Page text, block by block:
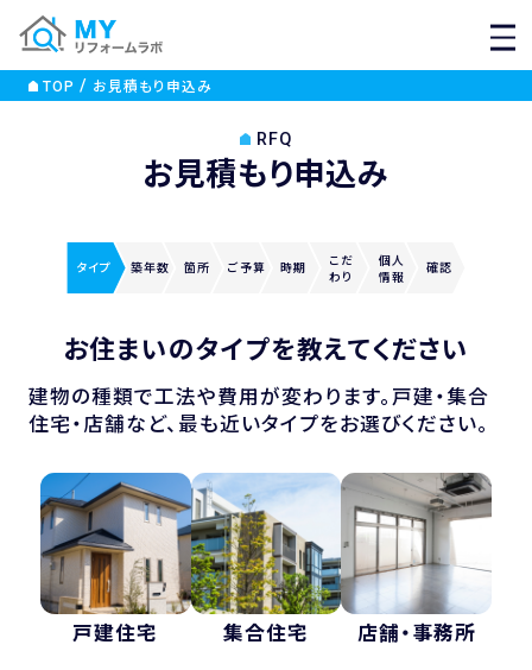
TOP お見積もり申込み
RFQ
お見積もり申込み
タイプ 築年数 箇所 ご 予算 時期
こだ
わり
個人
情報
確認
お住まいのタイプを教えてください
建物の種類で工法や費用が変わります。戸建・集合
住宅・店舗など、最も近いタイプをお選びください。
戸建住宅 集合住宅 店舗・事務所